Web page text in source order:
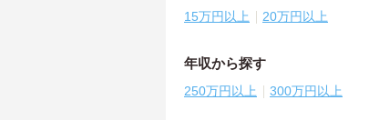
15万円以上 20万円以上
年収から探す
250万円以上 300万円以上